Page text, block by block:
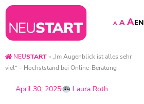
A A AEN
NEUSTART» „Im Augenblick ist alles sehr
viel“ – Höchststand bei Online-Beratung
April 30, 2025 Laura Roth